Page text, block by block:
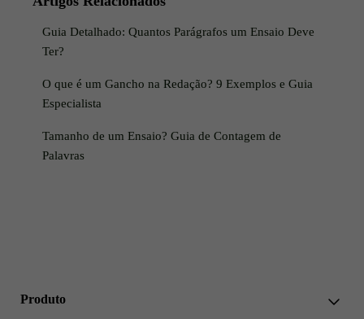
Guia Detalhado: Quantos Parágrafos um Ensaio Deve
Ter?
O que é um Gancho na Redação? 9 Exemplos e Guia
Especialista
Tamanho de um Ensaio? Guia de Contagem de
Palavras
Produto